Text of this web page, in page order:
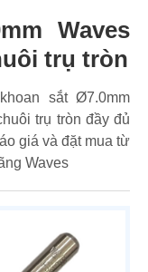
Waves
trụ tròn
sắt Ø7.0mm
trụ tròn đầy đủ
giá và đặt mua từ
Waves